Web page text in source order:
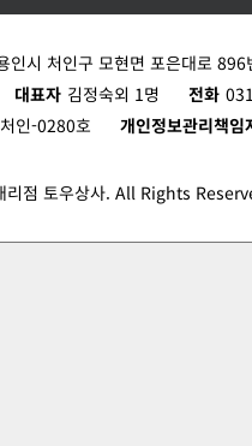
인시 처인구 모현면 포은대로
대표자 김정숙외 1명 전화
인-0280호 개인정보관리책임
점 토우상사. All Rights